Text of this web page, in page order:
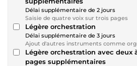
Délai supplémentaire de 2 jours
Saisie de quatre voix sur trois pages
Légère orchestration
Délai supplémentaire de 3 jours
Ajout d'autres instruments comme
Légère orchestration avec deux
pages supplémentaires